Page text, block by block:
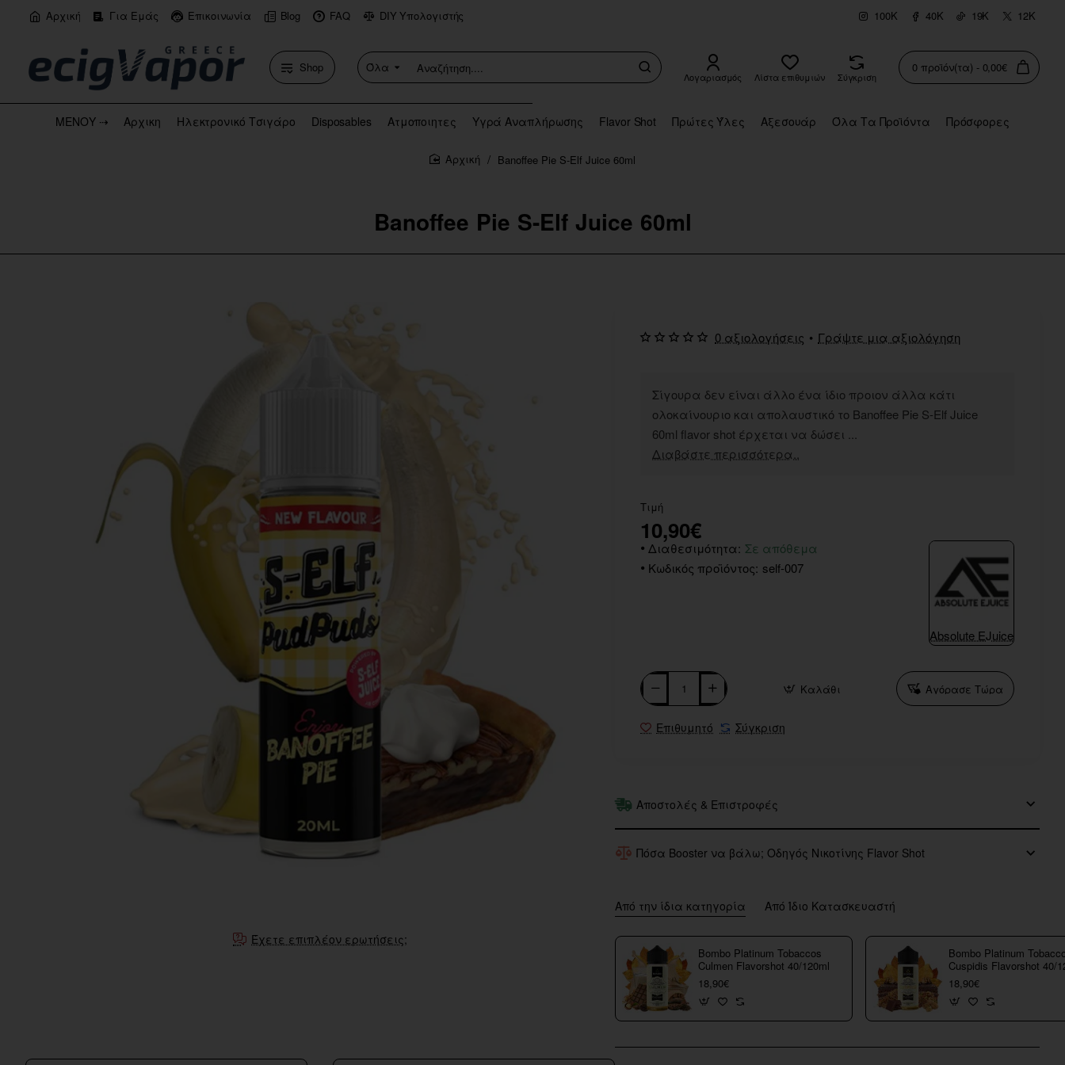
Αρχική Για Εμάς Επικοινωνία Blog FAQ DIY Υπολογιστής 100K 40K 19K 12K
Shop Όλα
Αναζήτηση.... Λογαριασμός Λίστα επιθυμιών Σύγκριση
0 προϊόν(τα) - 0,00€
ΜΕΝΟΥ ⇢ Αρχικη Ηλεκτρονικό Τσιγάρο Disposables Ατμοποιητες Υγρά Αναπλήρωσης Flavor Shot Πρώτες Ύλες Αξεσουάρ Όλα Τα Προϊόντα Πρόσφορες
Banoffee Pie S-Elf Juice 60ml
home
Banoffee Pie S-Elf Juice 60ml
Έχετε επιπλέον ερωτήσεις;
Σίγουρα δεν είναι άλλο ένα ίδιο προιον άλλα κάτι
ολοκαίνουριο και απολαυστικό το Banoffee Pie S-Elf Juice
60ml flavor shot έρχεται να δώσει ...
Διαβάστε περισσότερα..
0 αξιολογήσεις • Γράψτε μια αξιολόγηση
Τιμή
10,90€
Διαθεσιμότητα: Σε απόθεμα
Κωδικός προϊόντος: self-007
Absolute EJuice
Καλάθι Αγόρασε Τώρα
Επιθυμητό Σύγκριση
Αποστολές & Επιστροφές
Πόσα Booster να βάλω; Οδηγός Νικοτίνης Flavor Shot
Από την ίδια κατηγορία Από Ίδιο Κατασκευαστή
Bombo Platinum Tobaccos
Culmen Flavorshot 40/120ml
18,90€
Bombo Platinum
Cuspidis Flavorshot 40/
18,90€